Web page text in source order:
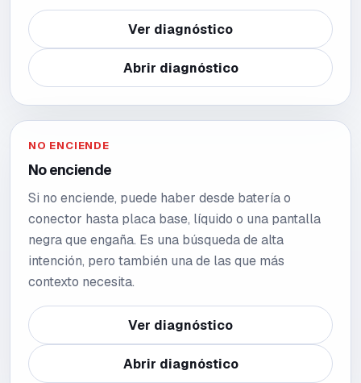
Ver diagnóstico
Abrir diagnóstico
NO ENCIENDE
No enciende
Si no enciende, puede haber desde batería o
conector hasta placa base, líquido o una pantalla
negra que engaña. Es una búsqueda de alta
intención, pero también una de las que más
contexto necesita.
Ver diagnóstico
Abrir diagnóstico